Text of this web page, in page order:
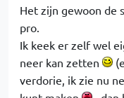
Het zijn gewoon de
pro.
Ik keek er zelf wel
neer kan zetten
verdorie, ik zie nu